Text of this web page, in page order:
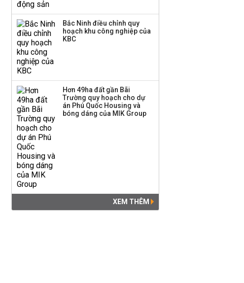
Bắc Ninh điều chỉnh quy
hoạch khu công nghiệp của
KBC
Hơn 49ha đất gần Bãi
Trường quy hoạch cho dự
án Phú Quốc Housing và
bóng dáng của MIK Group
XEM THÊM